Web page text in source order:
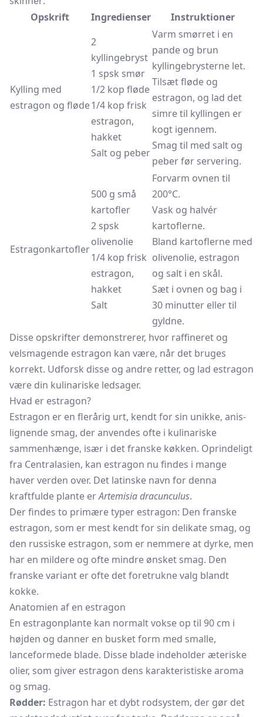
Opskrift
Ingredienser Instruktioner
Kylling med
estragon og fløde
2
kyllingebryst
1 spsk smør
1/2 kop fløde
1/4 kop frisk
estragon,
hakket
Salt og peber
Varm smørret i en
pande og brun
kyllingebrysterne let.
Tilsæt fløde og
estragon, og lad det
simre til kyllingen er
kogt igennem.
Smag til med salt og
peber før servering.
Estragonkartofler
500 g små
kartofler
2 spsk
olivenolie
1/4 kop frisk
estragon,
hakket
Salt
Forvarm ovnen til
200°C.
Vask og halvér
kartoflerne.
Bland kartoflerne med
olivenolie, estragon
og salt i en skål.
Sæt i ovnen og bag i
30 minutter eller til
gyldne.
Disse opskrifter demonstrerer, hvor raffineret og
velsmagende estragon kan være, når det bruges
korrekt. Udforsk disse og andre retter, og lad estragon
være din kulinariske ledsager.
Hvad er estragon?
Estragon er en flerårig urt, kendt for sin unikke, anis-
lignende smag, der anvendes ofte i kulinariske
sammenhænge, især i det franske køkken. Oprindeligt
fra Centralasien, kan estragon nu findes i mange
haver verden over. Det latinske navn for denna
kraftfulde plante erArtemisia dracunculus.
Der findes to primære typer estragon: Den franske
estragon, som er mest kendt for sin delikate smag, og
den russiske estragon, som er nemmere at dyrke, men
har en mildere og ofte mindre ønsket smag. Den
franske variant er ofte det foretrukne valg blandt
kokke.
Anatomien af en estragon
En estragonplante kan normalt vokse op til 90 cm i
højden og danner en busket form med smalle,
lanceformede blade. Disse blade indeholder æteriske
olier, som giver estragon dens karakteristiske aroma
og smag.
Rødder: Estragon har et dybt rodsystem, der gør det